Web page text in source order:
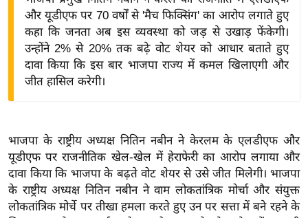
शे
ष
ज्ञ
रा
और यूडीएफ पर 70 वर्षों से 'मैच फिक्सिंग' का आरोप लगाते हुए
कहा कि जनता अब इस व्यवस्था को जड़ से उखाड़ फेंकेगी।
उन्होंने 2% से 20% तक बढ़े वोट शेयर को आधार बताते हुए
दावा किया कि इस बार भाजपा राज्य में कमल खिलाएगी और
जीत हासिल करेगी।
भाजपा के राष्ट्रीय अध्यक्ष नितिन नबीन ने केरलम के एलडीएफ और
यूडीएफ पर राजनीतिक खेल-खेल में हेराफेरी का आरोप लगाया और
दावा किया कि भाजपा के बढ़ते वोट शेयर से उसे जीत मिलेगी। भाजपा
के राष्ट्रीय अध्यक्ष नितिन नबीन ने वाम लोकतांत्रिक मोर्चा और संयुक्त
लोकतांत्रिक मोर्चे पर तीखा हमला करते हुए उन पर सत्ता में बने रहने के